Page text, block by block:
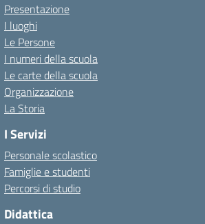
Presentazione
I luoghi
Le Persone
I numeri della scuola
Le carte della scuola
Organizzazione
La Storia
I Servizi
Personale scolastico
Famiglie e studenti
Percorsi di studio
Didattica